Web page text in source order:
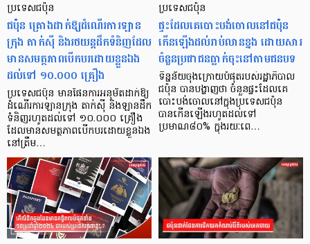
ប្រទេសជប៉ុន
ជប៉ុន គ្រោងដាក់ឱ្យដំណើរការឡាន
ក្រុង តាក់ស៊ី និងរថយន្តដឹកទំនិញដែល
មានសមត្ថភាពបើកបរដោយខ្លួនឯង
ដល់ទៅ ១០.០០០ គ្រឿង
ប្រទេសជប៉ុន មានផែនការអនុម័តដាក់ឱ្យ
ដំណើរការឡានក្រុង តាក់ស៊ី និងឡានដឹក
ទំនិញរហូតដល់ទៅ ១០.០០០ គ្រឿង
ដែលមានសមត្ថភាពបើកបរដោយខ្លួនឯង
នៅត្រឹម…
ប្រទេសជប៉ុន
ផ្ទះដែលគេបោះបង់ចោលនៅជប៉ុន
កើនឡើងដល់រាប់លានខ្នង ដោយសារ
ចំនួនប្រជាជនធ្លាក់ចុះនៅតាមជនបទ
ទិន្នន័យចុងក្រោយបំផុតរបស់រដ្ឋាភិបាល
ជប៉ុន បានបង្ហាញថា ចំនួនផ្ទះដែលគេ
បោះបង់ចោលនៅក្នុងប្រទេសជប៉ុន
បានកើនឡើងរហូតដល់ទៅ
ប្រមាណ៨០% ក្នុងរយៈពេ…